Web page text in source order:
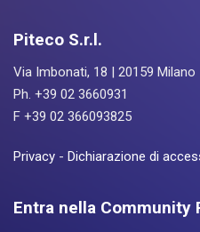
Piteco S.r.l.
Via Imbonati, 18 | 20159 Milano
Ph. +39 02 3660931
F +39 02 366093825
Privacy - Dichiarazione di
Entra nella Community